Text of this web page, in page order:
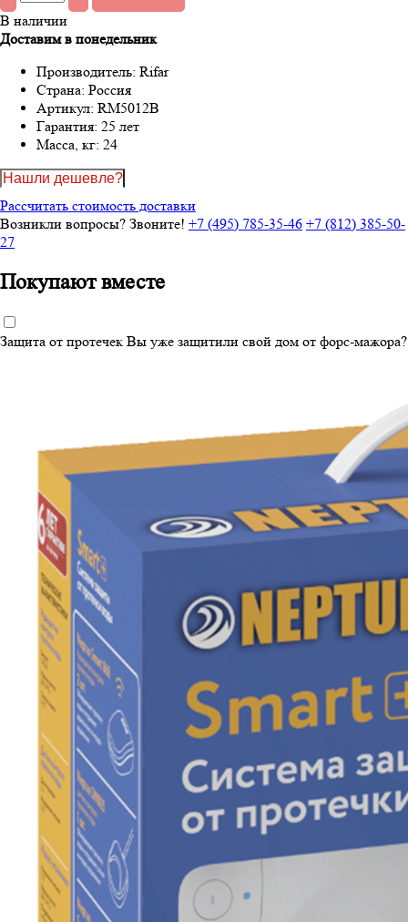
В наличии
Доставим в понедельник
Производитель: Rifar
Страна: Россия
Артикул: RM5012B
Гарантия: 25 лет
Масса, кг: 24
Нашли дешевле?
Рассчитать стоимость доставки
Возникли вопросы? Звоните! +7 (495) 785-35-46 +7 (812) 385-50-
27
Покупают вместе
Защита от протечек Вы уже защитили свой дом от форс-мажора?